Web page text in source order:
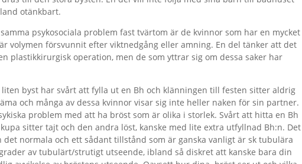
otänkbart.
psykosociala problem fast tvärtom är de kvinnor som har en mycket
volymen försvunnit efter viktnedgång eller amning. En del tänker att det
plastikkirurgisk operation, men de som yttrar sig om dessa saker har
byst har svårt att fylla ut en Bh och klänningen till festen sitter aldrig
och många av dessa kvinnor visar sig inte heller naken för sin partner.
problem med att ha bröst som är olika i storlek. Svårt att hitta en Bh
sitter tajt och den andra löst, kanske med lite extra utfyllnad Bh:n. Det
normala och ett sådant tillstånd som är ganska vanligt är sk tubulära
av tubulärt/strutigt utseende, ibland så diskret att kanske bara din